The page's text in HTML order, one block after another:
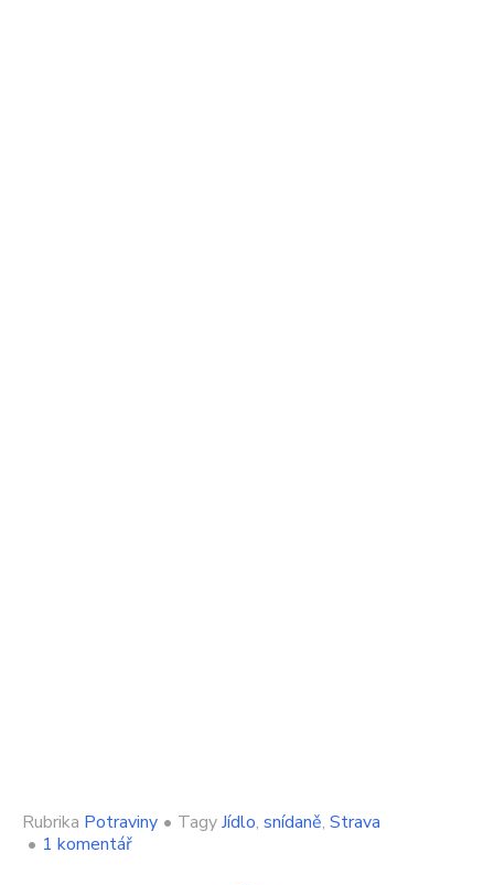
Rubrika Potraviny • TagyJídlo, snídaně, Strava
• 1 komentářu